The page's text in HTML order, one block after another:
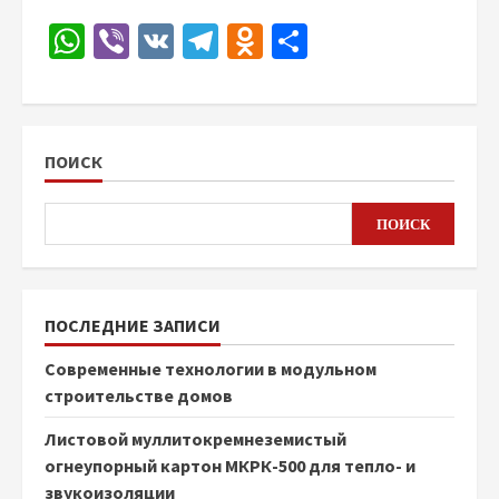
WhatsApp
Viber
VK Telegram
Odnoklassniki
ПОИСК
ПОИСК
ПОСЛЕДНИЕ ЗАПИСИ
Современные технологии в модульном
строительстве домов
Листовой муллитокремнеземистый
огнеупорный картон МКРК-500 для тепло- и
звукоизоляции